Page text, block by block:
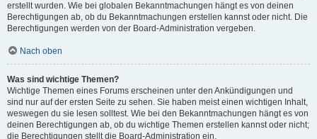
erstellt wurden. Wie bei globalen Bekanntmachungen hängt es von deinen
Berechtigungen ab, ob du Bekanntmachungen erstellen kannst oder nicht. Die
Berechtigungen werden von der Board-Administration vergeben.
Nach oben
Was sind wichtige Themen?
Wichtige Themen eines Forums erscheinen unter den Ankündigungen und
sind nur auf der ersten Seite zu sehen. Sie haben meist einen wichtigen Inhalt,
weswegen du sie lesen solltest. Wie bei den Bekanntmachungen hängt es von
deinen Berechtigungen ab, ob du wichtige Themen erstellen kannst oder nicht;
die Berechtigungen stellt die Board-Administration ein.